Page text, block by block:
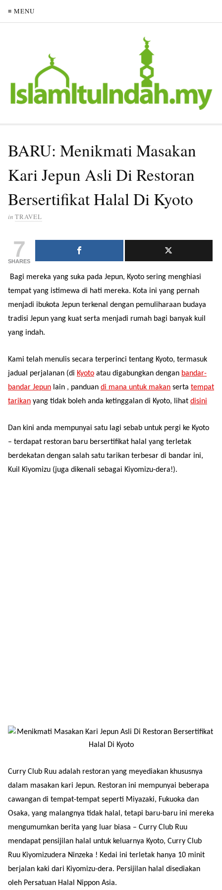
≡ MENU
BARU: Menikmati Masakan
Kari Jepun Asli Di Restoran
Bersertifikat Halal Di Kyoto
in TRAVEL
7
SHARES
Bagi mereka yang suka pada Jepun, Kyoto sering menghiasi
tempat yang istimewa di hati mereka. Kota ini yang pernah
menjadi ibukota Jepun terkenal dengan pemuliharaan budaya
tradisi Jepun yang kuat serta menjadi rumah bagi banyak kuil
yang indah.
Kami telah menulis secara terperinci tentang Kyoto, termasuk
jadual perjalanan (di Kyoto atau digabungkan dengan bandar-
bandar Jepun lain , panduan di mana untuk makan serta tempat
tarikan yang tidak boleh anda ketinggalan di Kyoto, lihat disini
Dan kini anda mempunyai satu lagi sebab untuk pergi ke Kyoto
– terdapat restoran baru bersertifikat halal yang terletak
berdekatan dengan salah satu tarikan terbesar di bandar ini,
Kuil Kiyomizu (juga dikenali sebagai Kiyomizu-dera!).
Curry Club Ruu adalah restoran yang meyediakan khususnya
dalam masakan kari Jepun. Restoran ini mempunyai beberapa
cawangan di tempat-tempat seperti Miyazaki, Fukuoka dan
Osaka, yang malangnya tidak halal, tetapi baru-baru ini mereka
mengumumkan berita yang luar biasa – Curry Club Ruu
mendapat pensijilan halal untuk keluarnya Kyoto, Curry Club
Ruu Kiyomizudera Ninzeka ! Kedai ini terletak hanya 10 minit
berjalan kaki dari Kiyomizu-dera. Persijilan halal disediakan
oleh Persatuan Halal Nippon Asia.